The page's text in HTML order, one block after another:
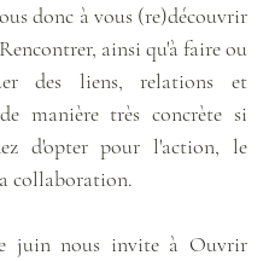
donc à vous (re)découvrir
ainsi qu'à faire ou
des liens, relations et
manière très concrète si
d'opter pour l'action, le
collaboration.
juin nous invite à Ouvrir